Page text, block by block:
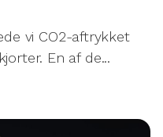
vi CO2-aftrykket
En af de...